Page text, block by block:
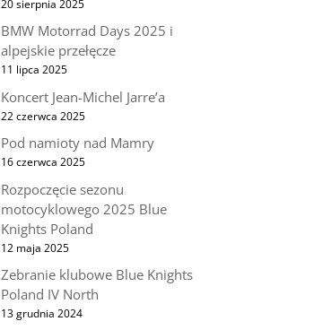
20 sierpnia 2025
BMW Motorrad Days 2025 i
alpejskie przełęcze
11 lipca 2025
Koncert Jean-Michel Jarre’a
22 czerwca 2025
Pod namioty nad Mamry
16 czerwca 2025
Rozpoczęcie sezonu
motocyklowego 2025 Blue
Knights Poland
12 maja 2025
Zebranie klubowe Blue Knights
Poland IV North
13 grudnia 2024